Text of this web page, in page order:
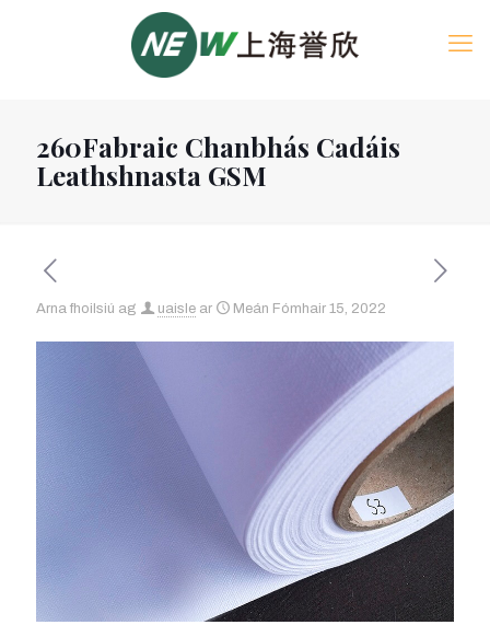
260Fabraic Chanbhás Cadáis
Leathshnasta GSM
Arna fhoilsiú ag uaisle ar Meán Fómhair 15, 2022